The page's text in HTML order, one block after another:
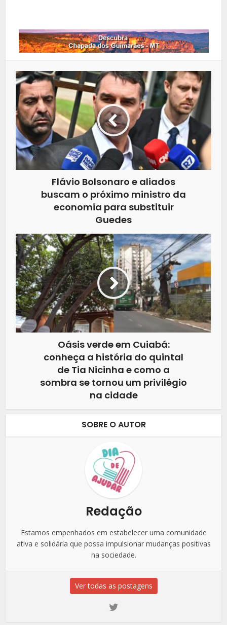
Flávio Bolsonaro e aliados
buscam o próximo ministro da
economia para substituir
Guedes
Oásis verde em Cuiabá:
conheça a história do quintal
de Tia Nicinha e como a
sombra se tornou um privilégio
na cidade
SOBRE O AUTOR
Redação
Estamos empenhados em estabelecer uma comunidade
ativa e solidária que possa impulsionar mudanças positivas
na sociedade.
Ver todas as postagens